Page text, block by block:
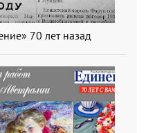
70 лет назад